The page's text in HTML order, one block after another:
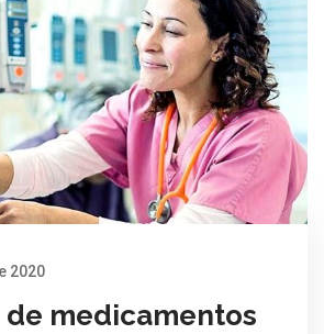
2020
de medicamentos